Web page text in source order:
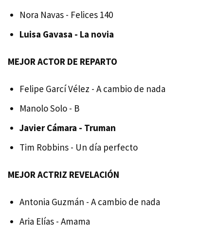
Nora Navas - Felices 140
Luisa Gavasa - La novia
MEJOR ACTOR DE REPARTO
Felipe Garcí Vélez - A cambio de nada
Manolo Solo - B
Javier Cámara - Truman
Tim Robbins - Un día perfecto
MEJOR ACTRIZ REVELACIÓN
Antonia Guzmán - A cambio de nada
Aria Elías - Amama